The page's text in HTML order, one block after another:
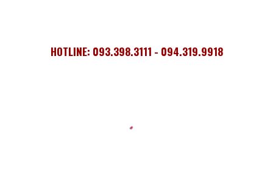
HOTLINE: 093.398.3111 - 094.319.9918